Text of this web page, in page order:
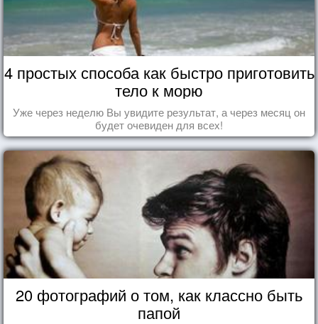
4 простых способа как быстро приготовить
тело к морю
Уже через неделю Вы увидите результат, а через месяц он
будет очевиден для всех!
20 фотографий о том, как классно быть
папой